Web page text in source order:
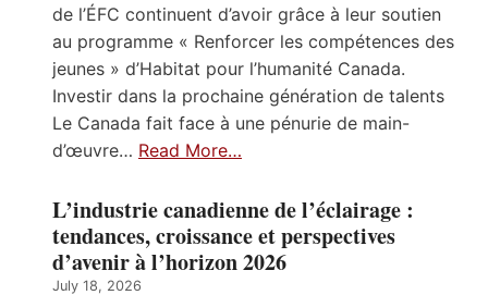
de l’ÉFC continuent d’avoir grâce à leur soutien
au programme « Renforcer les compétences des
jeunes » d’Habitat pour l’humanité Canada.
Investir dans la prochaine génération de talents
Le Canada fait face à une pénurie de main-
d’œuvre… Read More…
L’industrie canadienne de l’éclairage :
tendances, croissance et perspectives
d’avenir à l’horizon 2026
July 18, 2026